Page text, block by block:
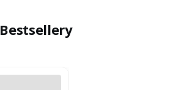
Bestsellery